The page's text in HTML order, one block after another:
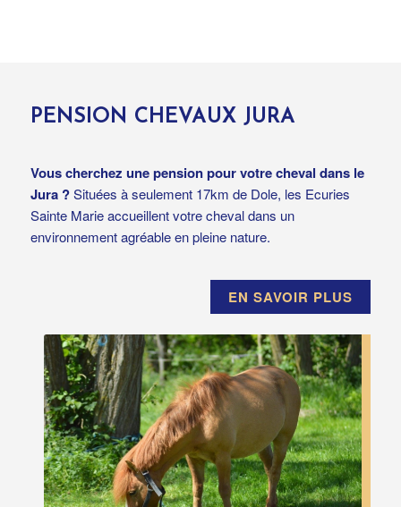
PENSION CHEVAUX JURA
Vous cherchez une pension pour votre cheval dans le
Jura ?Situées à seulement 17km de Dole, les Ecuries
Sainte Marie accueillent votre cheval dans un
environnement agréable en pleine nature.
EN SAVOIR PLUS